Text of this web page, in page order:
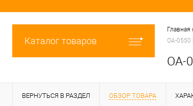
Каталог товаров
Главная
OA-0550
OA-
ВЕРНУТЬСЯ В РАЗДЕЛ ОБЗОР ТОВАРА